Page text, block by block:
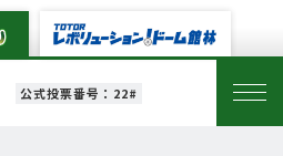
公式投票番号：22#